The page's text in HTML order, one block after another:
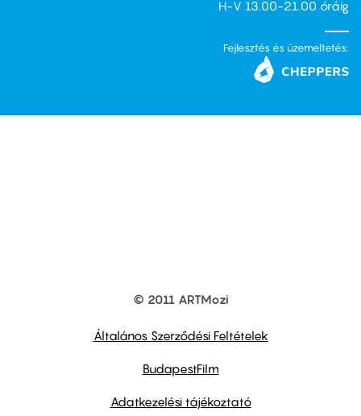
H-V 13.00-21.00 óráig
Fejlesztés és üzemeltetés:
© 2011 ARTMozi
Általános Szerződési Feltételek
BudapestFilm
Adatkezelési tájékoztató